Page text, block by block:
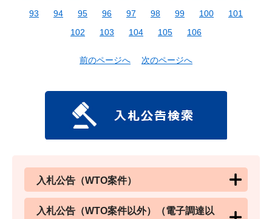
93
94 95 96 97 98 99 100
101
102
103 104 105 106
前のページへ 次のページへ
入札公告（WTO案件）
入札公告（WTO案件以外）（電子調達以